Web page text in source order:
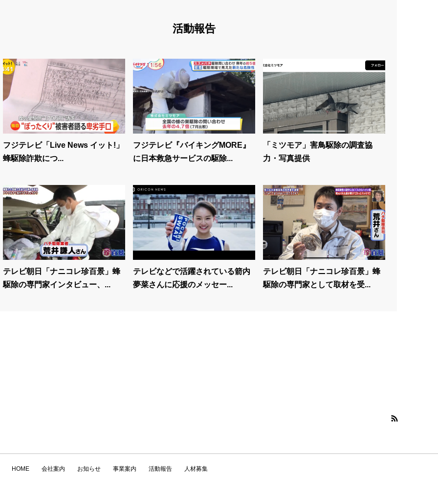
活動報告
フジテレビ「Live News イット!」
蜂駆除詐欺につ...
フジテレビ『バイキングMORE』
に日本救急サービスの駆除...
「ミツモア」害鳥駆除の調査協
力・写真提供
テレビ朝日「ナニコレ珍百景」蜂
駆除の専門家インタビュー、...
テレビなどで活躍されている箭内
夢菜さんに応援のメッセー...
テレビ朝日「ナニコレ珍百景」蜂
駆除の専門家として取材を受...
HOME 会社案内 お知らせ 事業案内 活動報告 人材募集